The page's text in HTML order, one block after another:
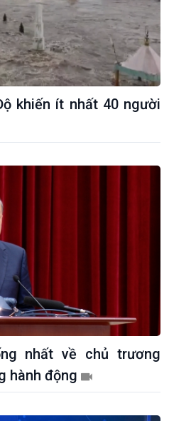
khiến ít nhất 40 người
nhất về chủ trương
hành động